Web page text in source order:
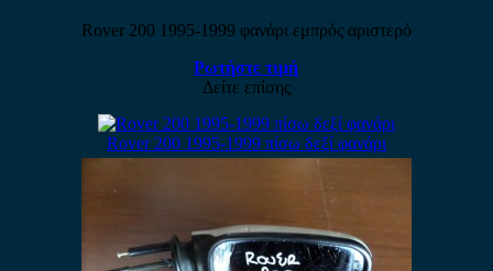
Rover 200 1995-1999 φανάρι εμπρός αριστερό
Ρωτήστε τιμή
Δείτε επίσης
Rover 200 1995-1999 πίσω δεξί φανάρι